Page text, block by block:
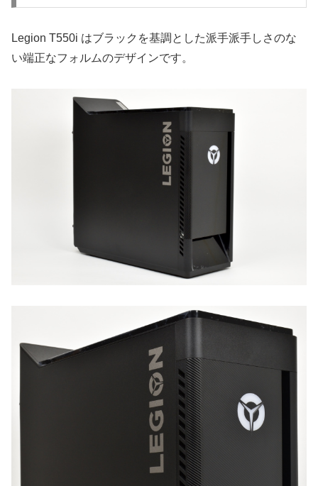
Legion T550i はブラックを基調とした派手派手しさのな
い端正なフォルムのデザインです。